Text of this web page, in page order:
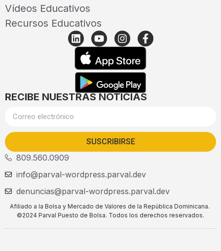
Vídeos Educativos
Recursos Educativos
RECIBE NUESTRAS NOTICIAS
SUSCRIBIRSE
809.560.0909
info@parval-wordpress.parval.dev
denuncias@parval-wordpress.parval.dev
Afiliado a la Bolsa y Mercado de Valores de la República Dominicana.
©2024 Parval Puesto de Bolsa. Todos los derechos reservados.